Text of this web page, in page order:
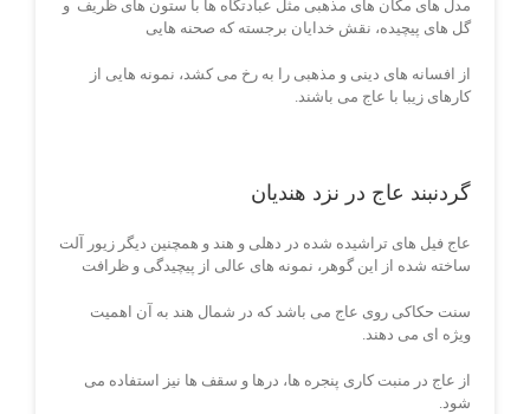
مدل های مکان های مذهبی مثل عبادتگاه ها با ستون های ظریف و
گل های پیچیده، نقش خدایان برجسته که صحنه هایی
از افسانه های دینی و مذهبی را به رخ می کشد، نمونه هایی از
کارهای زیبا با عاج می باشند.
گردنبند عاج در نزد هندیان
عاج فیل های تراشیده شده در دهلی و هند و همچنین دیگر زیور آلت
ساخته شده از این گوهر، نمونه های عالی از پیچیدگی و ظرافت
سنت حکاکی روی عاج می باشد که در شمال هند به آن اهمیت
ویژه ای می دهند.
از عاج در منبت کاری پنجره ها، درها و سقف ها نیز استفاده می
شود.